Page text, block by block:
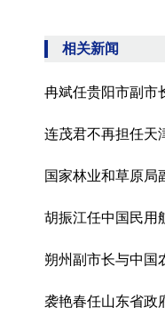
相关新闻
冉斌任贵阳市副市
连茂君不再担任天
国家林业和草原局
胡振江任中国民用
朔州副市长与中国
袭艳春任山东省政